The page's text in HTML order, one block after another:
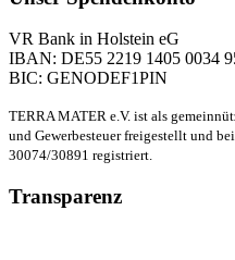
VR Bank in Holstein eG
IBAN: DE55 2219 1405 0034
BIC: GENODEF1PIN
TERRA MATER e.V. ist als
und Gewerbesteuer freigestellt und
30074/30891 registriert.
Transparenz